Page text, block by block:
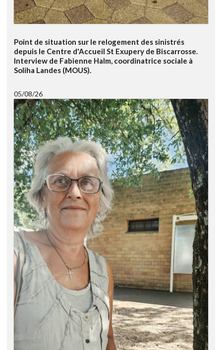
Point de situation sur le relogement des sinistrés
depuis le Centre d'Accueil St Exupery de Biscarrosse.
Interview de Fabienne Halm, coordinatrice sociale à
Soliha Landes (MOUS).
05/08/26